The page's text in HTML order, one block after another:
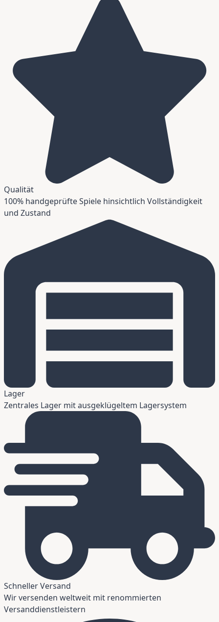
Qualität
100% handgeprüfte Spiele hinsichtlich Vollständigkeit
und Zustand
Lager
Zentrales Lager mit ausgeklügeltem Lagersystem
Schneller Versand
Wir versenden weltweit mit renommierten
Versanddienstleistern